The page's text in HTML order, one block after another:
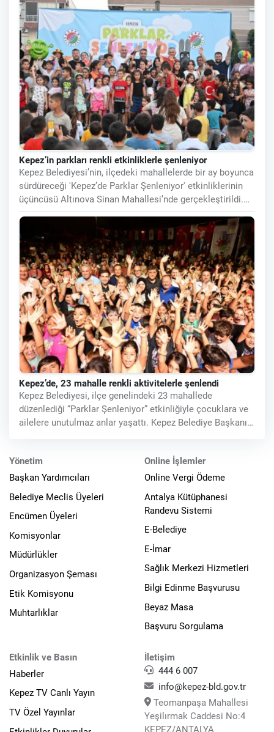
Kepez’in parkları renkli etkinliklerle şenleniyor
Kepez Belediyesi’nin, ilçedeki mahallelerde bir ay boyunca
sürdüreceği 'Kepez’de Parklar Şenleniyor' etkinliklerinin
üçüncüsü Altınova Sinan Mahallesi’nde gerçekleştirildi.
Maskot
Kepez’de, 23 mahalle renkli aktivitelerle şenlendi
Kepez Belediyesi, ilçe genelindeki 23 mahallede
düzenlediği “Parklar Şenleniyor” etkinliğiyle çocuklara ve
ailelere unutulmaz anlar yaşattı. Kepez Belediye Başkanı
Yönetim
Başkan Yardımcıları
Belediye Meclis Üyeleri
Encümen Üyeleri
Komisyonlar
Müdürlükler
Organizasyon Şeması
Etik Komisyonu
Muhtarlıklar
Online İşlemler
Online Vergi Ödeme
Antalya Kütüphanesi
Randevu Sistemi
E-Belediye
E-İmar
Sağlık Merkezi Hizmetleri
Bilgi Edinme Başvurusu
Beyaz Masa
Başvuru Sorgulama
Etkinlik ve Basın
Haberler
Kepez TV Canlı Yayın
TV Özel Yayınlar
İletişim
444 6 007
info@kepez-bld.gov.tr
Teomanpaşa Mahallesi
Yeşilırmak Caddesi No:4
KEPEZ/ANTALYA